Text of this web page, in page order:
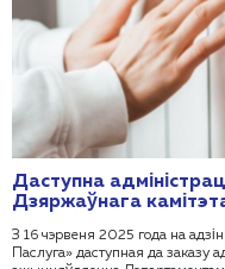
Даступна
Дзяржаўнага
З 16 чэрвеня 2025 года на
Паслуга» даступная да заказу